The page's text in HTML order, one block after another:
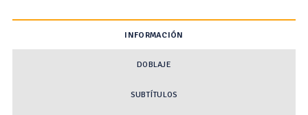
INFORMACIÓN
DOBLAJE
SUBTÍTULOS